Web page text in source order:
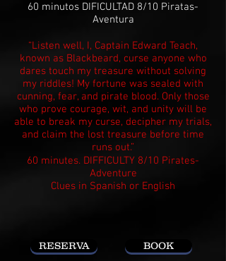
60 minutos DIFICULTAD 8/10 Piratas-
Aventura
“Listen well, I, Captain Edward Teach,
known as Blackbeard, curse anyone who
dares touch my treasure without solving
my riddles! My fortune was sealed with
cunning, fear, and pirate blood. Only those
who prove courage, wit, and unity will be
able to break my curse, decipher my trials,
and claim the lost treasure before time
runs out.”
60 minutes. DIFFICULTY 8/10 Pirates-
Adventure
Clues in Spanish or English
RESERVA BOOK